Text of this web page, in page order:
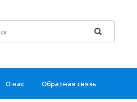
О нас Обратная связь